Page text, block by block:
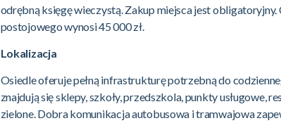
odrębną księgę wieczystą. Zakup miejsca jest obligatoryjny.
postojowego wynosi 45 000 zł.
Lokalizacja
Osiedle oferuje pełną infrastrukturę potrzebną do
znajdują się sklepy, szkoły, przedszkola, punkty usługowe,
zielone. Dobra komunikacja autobusowa i tramwajowa